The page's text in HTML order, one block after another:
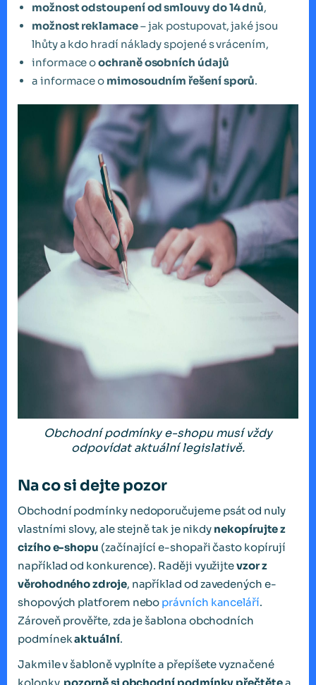
možnost odstoupení od smlouvy do 14 dnů,
možnost reklamace– jak postupovat, jaké jsou
lhůty a kdo hradí náklady spojené s vrácením,
informace oochraně osobních údajů
a informace o mimosoudním řešení sporů.
Obchodní podmínky e-shopu musí vždy
odpovídat aktuální legislativě.
Na co si dejte pozor
Obchodní podmínky nedoporučujeme psát od nuly
vlastními slovy, ale stejně tak je nikdy nekopírujte z
cizího e-shopu (začínající e-shopaři často kopírují
například od konkurence). Raději využijtevzor z
věrohodného zdroje, například od zavedených e-
shopových platforem nebo právních kanceláří.
Zároveň prověřte, zda je šablona obchodních
podmínekaktuální.
Jakmile v šabloně vyplníte a přepíšete vyznačené